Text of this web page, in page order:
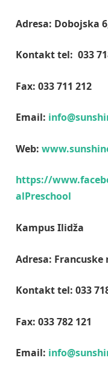
Adresa: Dobojska
Kontakt tel: 033
Fax: 033 711 212
Email:
Web:
https://
alPreschool
Kampus Ilidža
Adresa: Francuske
Kontakt tel: 033
Fax: 033 782 121
Email: